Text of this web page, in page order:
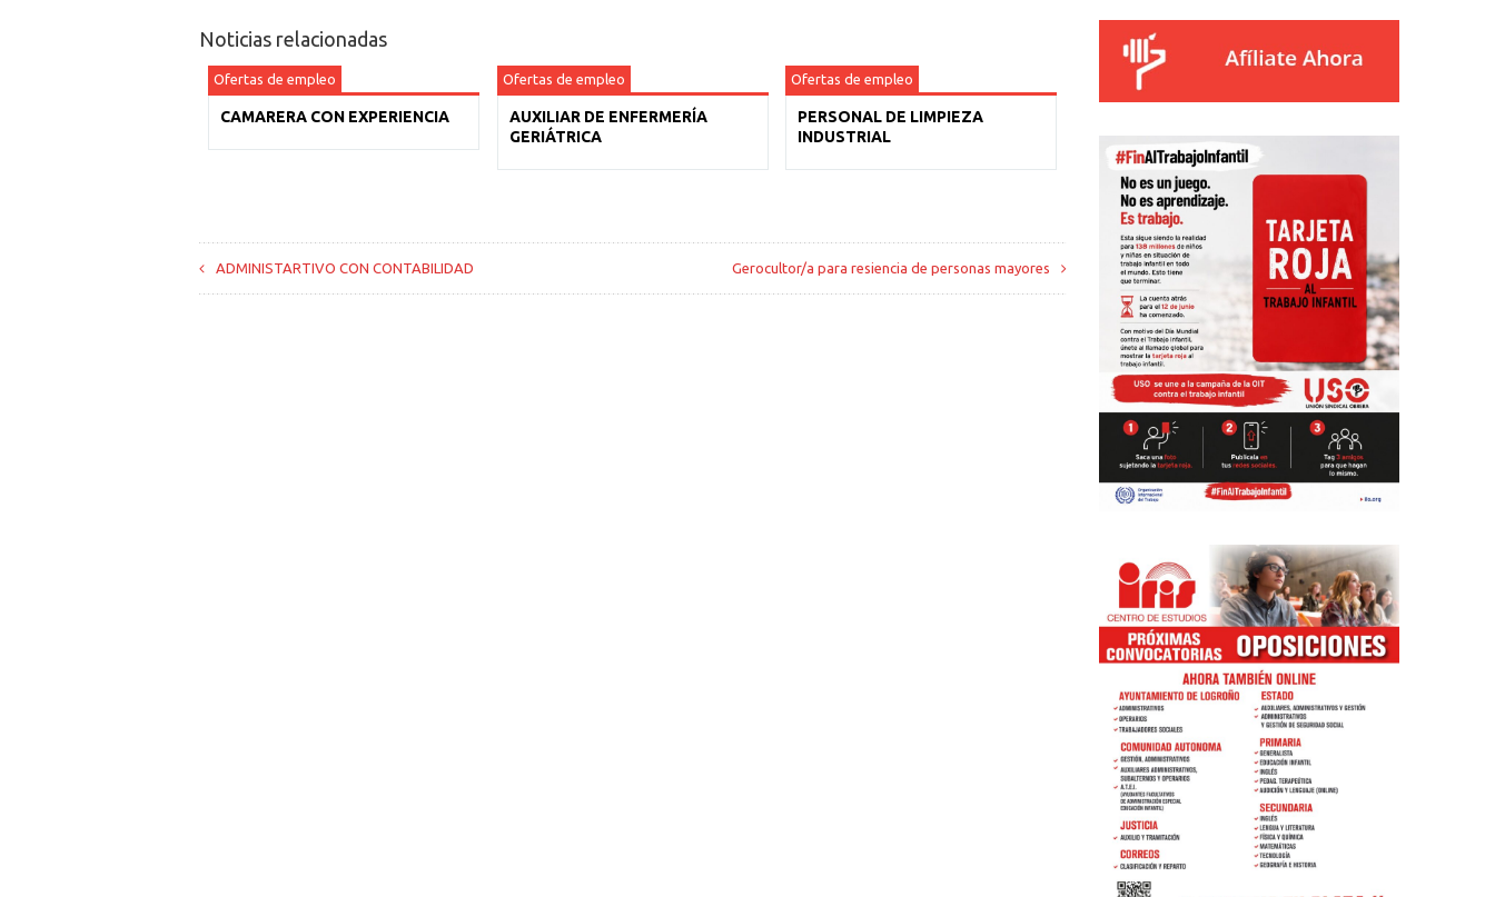
Noticias relacionadas
Ofertas de empleo
CAMARERA CON EXPERIENCIA
Ofertas de empleo
AUXILIAR DE ENFERMERÍA
GERIÁTRICA
Ofertas de empleo
PERSONAL DE LIMPIEZA
INDUSTRIAL
ADMINISTARTIVO CON CONTABILIDAD Gerocultor/a para resiencia de personas mayores